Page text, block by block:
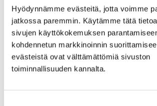
Hyödynnämme evästeitä, jotta voimme
jatkossa paremmin. Käytämme tätä
sivujen käyttökokemuksen
kohdennetun markkinoinnin
evästeistä ovat välttämättömiä sivuston
toiminnallisuuden kannalta.
Porilaisuus, naapurit,
– näistä on ensi kesän